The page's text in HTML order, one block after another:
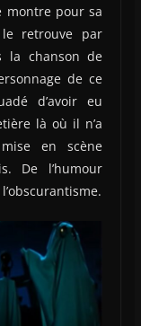
montre pour sa
retrouve par
la chanson de
de ce
d’avoir eu
là où il n’a
en scène
De l’humour